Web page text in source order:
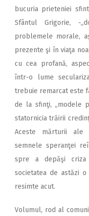
bucuria prieteniei
Sfântul Grigorie, -
problemele morale,
prezente şi în viaţa
cu cea profană,
într-o lume
trebuie remarcat este
de la sfinţi, „modele
statornicia trăirii
Aceste mărturii ale
semnele speranţei
spre a depăşi
societatea de astăzi
resimte acut.
Volumul, rod al